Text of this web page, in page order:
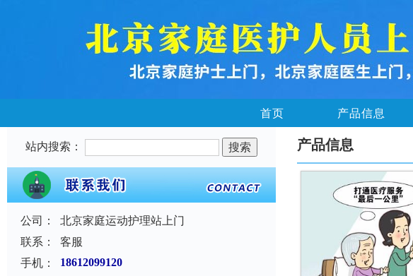
首页 产品信息
站内搜索：
公司：
北京家庭运动护理站上门
联系：
客服
手机：
18612099120
产品信息